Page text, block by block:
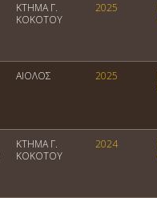
ΚΤΗΜΑ Γ.
ΚΟΚΟΤΟΥ
2025
ΑΙΟΛΟΣ 2025
ΚΤΗΜΑ Γ.
ΚΟΚΟΤΟΥ
2024